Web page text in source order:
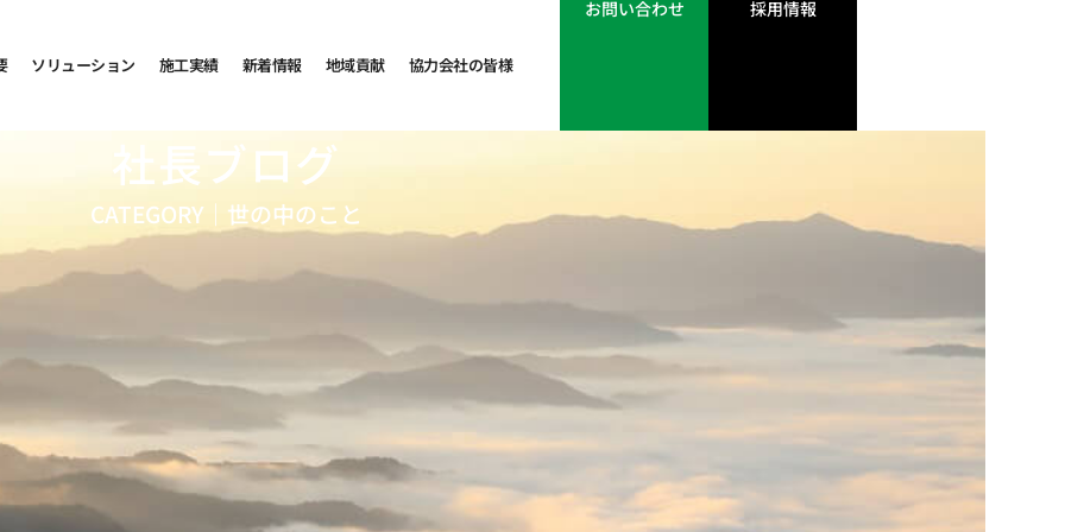
ソリューション 施工実績 新着情報 地域貢献 協力会社の皆様
お問い合わせ 採用情報
社長ブログ
CATEGORY｜ 世の中のこと